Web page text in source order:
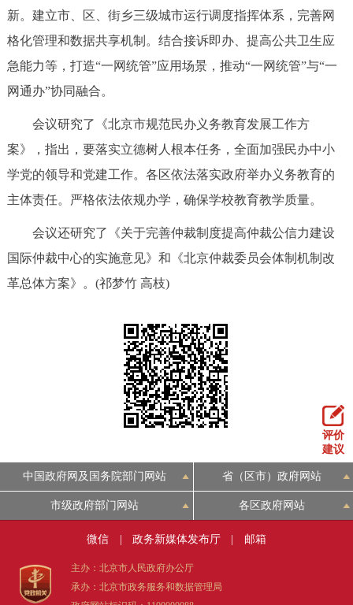
新。建立市、区、街乡三级城市运行调度指挥体系，完善网
格化管理和数据共享机制。结合接诉即办、提高公共卫生应
急能力等，打造“一网统管”应用场景，推动“一网统管”与“一
网通办”协同融合。
会议研究了《北京市规范民办义务教育发展工作方
案》，指出，要落实立德树人根本任务，全面加强民办中小
学党的领导和党建工作。各区依法落实政府举办义务教育的
主体责任。严格依法依规办学，确保学校教育教学质量。
会议还研究了《关于完善仲裁制度提高仲裁公信力建设
国际仲裁中心的实施意见》和《北京仲裁委员会体制机制改
革总体方案》。(祁梦竹 高枝)
评价
建议
中国政府网及国务院部门网站 省（区市）政府网站
市级政府部门网站 各区政府网站
微信 政务新媒体发布厅 邮箱
主办：北京市人民政府办公厅
承办：北京市政务服务和数据管理局